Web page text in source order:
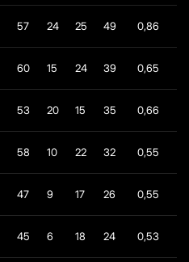
57 24 25 49 0,86
60 15 24 39 0,65
53 20 15 35 0,66
58 10 22 32 0,55
47 9 17 26 0,55
45 6 18 24 0,53